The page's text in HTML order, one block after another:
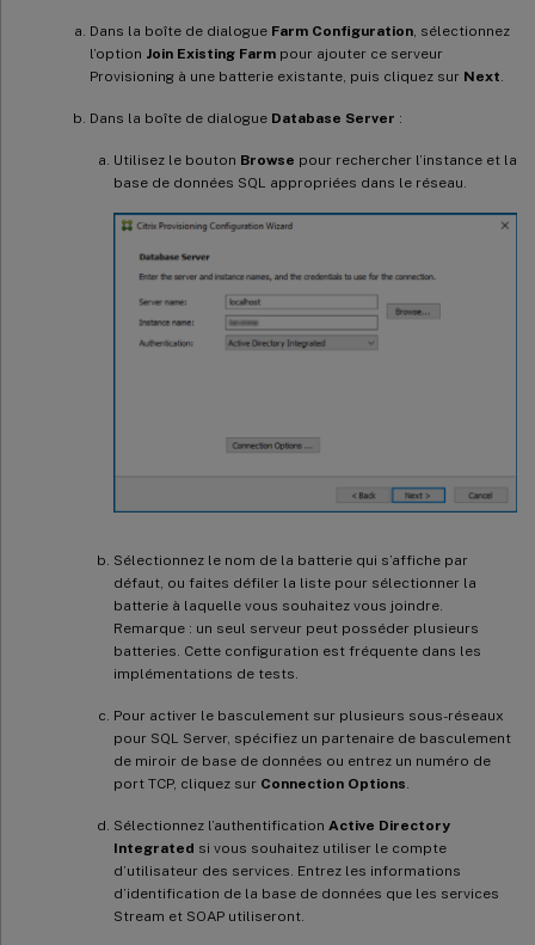
Dans la boîte de dialogue Farm Configuration, sélectionnez
l’option Join Existing Farm pour ajouter ce serveur
Provisioning à une batterie existante, puis cliquez sur Next.
Dans la boîte de dialogue Database Server :
Utilisez le bouton Browse pour rechercher l’instance et la
base de données SQL appropriées dans le réseau.
Sélectionnez le nom de la batterie qui s’affiche par
défaut, ou faites défiler la liste pour sélectionner la
batterie à laquelle vous souhaitez vous joindre.
Remarque : un seul serveur peut posséder plusieurs
batteries. Cette configuration est fréquente dans les
implémentations de tests.
Pour activer le basculement sur plusieurs sous-réseaux
pour SQL Server, spécifiez un partenaire de basculement
de miroir de base de données ou entrez un numéro de
port TCP, cliquez sur Connection Options.
Sélectionnez l’authentification Active Directory
Integrated si vous souhaitez utiliser le compte
d’utilisateur des services. Entrez les informations
d’identification de la base de données que les services
Stream et SOAP utiliseront.